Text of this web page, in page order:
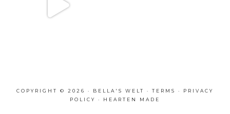
COPYRIGHT © 2026 · BELLA'S WELT · TERMS · PRIVACY
POLICY
· HEARTEN MADE